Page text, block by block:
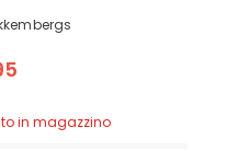
in magazzino